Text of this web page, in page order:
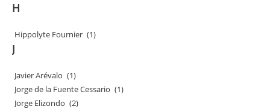
H
Hippolyte Fournier (1)
J
Javier Arévalo (1)
Jorge de la Fuente Cessario (1)
Jorge Elizondo (2)